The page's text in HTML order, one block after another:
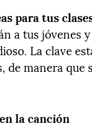
para tus
a tus jóvenes
La clave
manera que
la canción